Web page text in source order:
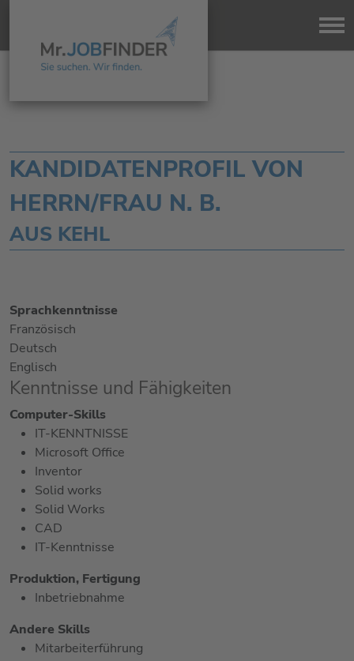
KANDIDATENPROFIL VON
HERRN/FRAU N. B.
AUS KEHL
Sprachkenntnisse
Französisch
Deutsch
Englisch
Kenntnisse und Fähigkeiten
Computer-Skills
IT-KENNTNISSE
Microsoft Office
Inventor
Solid works
Solid Works
CAD
IT-Kenntnisse
Produktion, Fertigung
Inbetriebnahme
Andere Skills
Mitarbeiterführung